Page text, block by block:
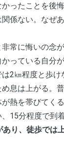
ったことを後
係ない。なぜ
常に悔いの念
っている自分が
2㎞程度と歩け
息は上がる。
熱を帯びてく
15分程度で到
あり、徒歩では